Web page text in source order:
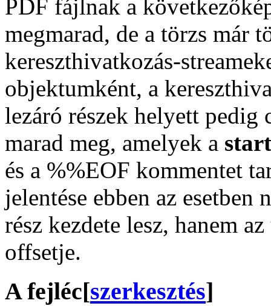
PDF fájlnak a
megmarad, de a törzs már
kereszthivatkozás-
objektumként, a
lezáró részek helyett pedig
marad meg, amelyek a
és a %%EOF kommentet
jelentése ebben az esetben
rész kezdete lesz, hanem
offsetje.
A fejléc[szerkesztés]